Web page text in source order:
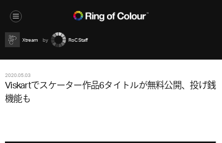
Xtream RoC Staff
2020.05.03
Viskartでスケーター作品6タイトルが無料公開、投げ銭
機能も